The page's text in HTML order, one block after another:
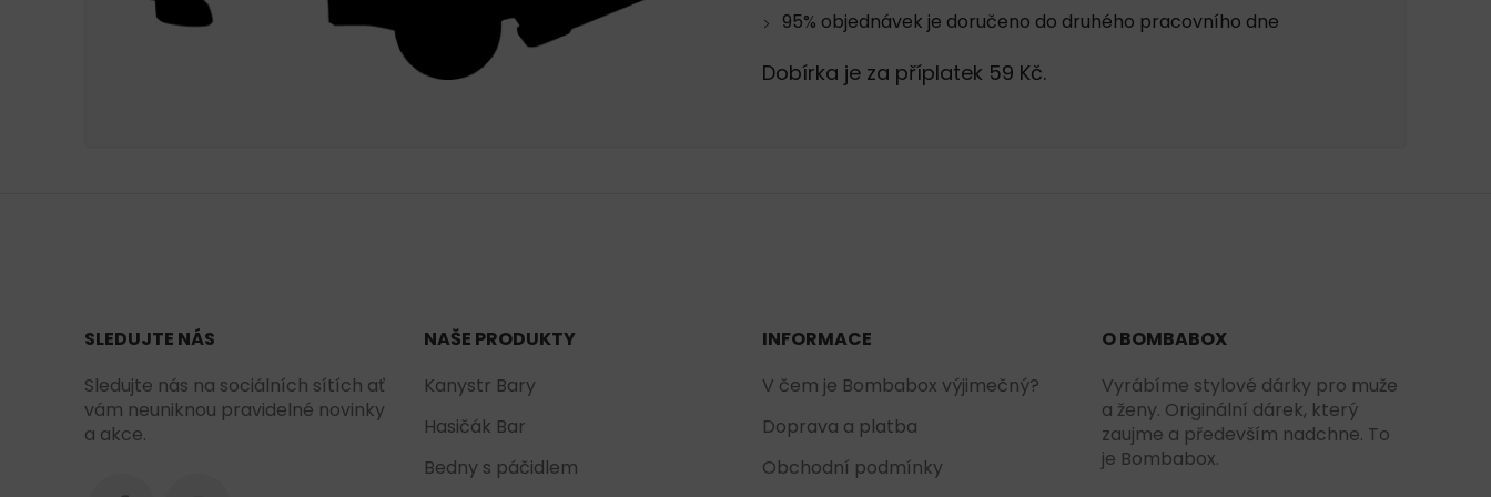
95% objednávek je doručeno do druhého pracovního dne
Dobírka je za příplatek 59 Kč.
SLEDUJTE NÁS
Sledujte nás na sociálních sítích ať
vám neuniknou pravidelné novinky
a akce.
NAŠE PRODUKTY
Kanystr Bary
Hasičák Bar
Bedny s páčidlem
INFORMACE
V čem je Bombabox výjimečný?
Doprava a platba
Obchodní podmínky
O BOMBABOX
Vyrábíme stylové dárky pro muže
a ženy. Originální dárek, který
zaujme a především nadchne. To
je Bombabox.